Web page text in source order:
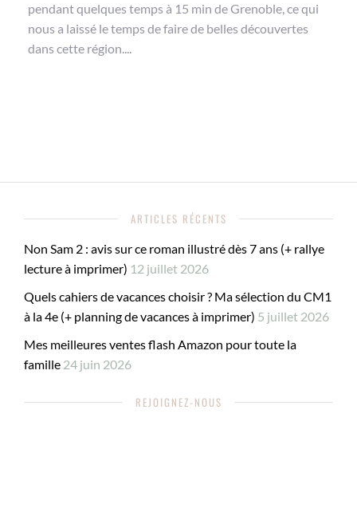
pendant quelques temps à 15 min de Grenoble, ce qui
nous a laissé le temps de faire de belles découvertes
dans cette région....
ARTICLES RÉCENTS
Non Sam 2 : avis sur ce roman illustré dès 7 ans (+ rallye
lecture à imprimer) 12 juillet 2026
Quels cahiers de vacances choisir ? Ma sélection du CM1
à la 4e (+ planning de vacances à imprimer) 5 juillet 2026
Mes meilleures ventes flash Amazon pour toute la
famille 24 juin 2026
REJOIGNEZ-NOUS